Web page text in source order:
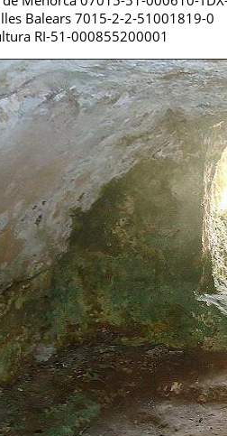
Balears 7015-2-2-51001819-0
RI-51-000855200001